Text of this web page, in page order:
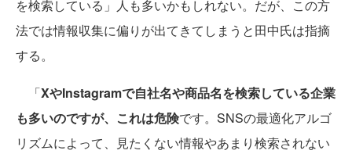
を検索している」人も多いかもしれない。だが、この方
法では情報収集に偏りが出てきてしまうと田中氏は指摘
する。
「XやInstagramで自社名や商品名を検索している企業
も多いのですが、これは危険です。SNSの最適化アルゴ
リズムによって、見たくない情報やあまり検索されない